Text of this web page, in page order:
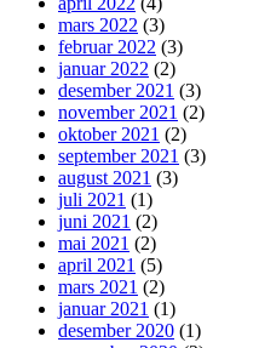
mars 2022 (3)
februar 2022 (3)
januar 2022 (2)
desember 2021 (3)
november 2021 (2)
oktober 2021 (2)
september 2021 (3)
august 2021 (3)
juli 2021 (1)
juni 2021 (2)
mai 2021 (2)
april 2021 (5)
mars 2021 (2)
januar 2021 (1)
desember 2020 (1)